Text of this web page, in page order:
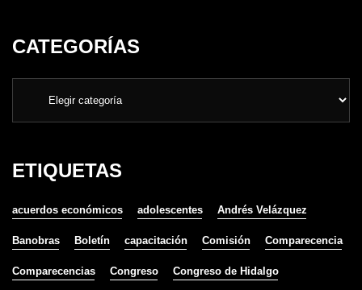
CATEGORÍAS
ETIQUETAS
acuerdos económicos adolescentes Andrés Velázquez
Banobras Boletín capacitación Comisión Comparecencia
Comparecencias Congreso Congreso de Hidalgo